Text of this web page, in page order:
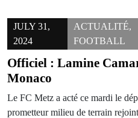
JULY 31,
2024
ACTUALITÉ,
FOOTBALL
Officiel : Lamine
Monaco
Le FC Metz a acté ce mardi le
prometteur milieu de terrain